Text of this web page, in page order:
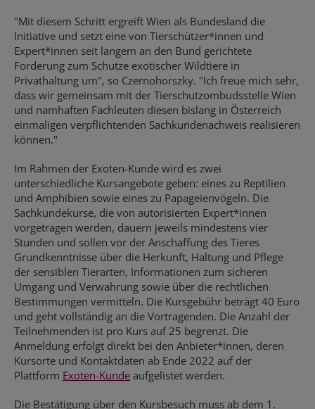
"Mit diesem Schritt ergreift Wien als Bundesland die
Initiative und setzt eine von Tierschützer*innen und
Expert*innen seit langem an den Bund gerichtete
Forderung zum Schutze exotischer Wildtiere in
Privathaltung um", so Czernohorszky. "Ich freue mich sehr,
dass wir gemeinsam mit der Tierschutzombudsstelle Wien
und namhaften Fachleuten diesen bislang in Österreich
einmaligen verpflichtenden Sachkundenachweis realisieren
können."
Im Rahmen der Exoten-Kunde wird es zwei
unterschiedliche Kursangebote geben: eines zu Reptilien
und Amphibien sowie eines zu Papageienvögeln. Die
Sachkundekurse, die von autorisierten Expert*innen
vorgetragen werden, dauern jeweils mindestens vier
Stunden und sollen vor der Anschaffung des Tieres
Grundkenntnisse über die Herkunft, Haltung und Pflege
der sensiblen Tierarten, Informationen zum sicheren
Umgang und Verwahrung sowie über die rechtlichen
Bestimmungen vermitteln. Die Kursgebühr beträgt 40 Euro
und geht vollständig an die Vortragenden. Die Anzahl der
Teilnehmenden ist pro Kurs auf 25 begrenzt. Die
Anmeldung erfolgt direkt bei den Anbieter*innen, deren
Kursorte und Kontaktdaten ab Ende 2022 auf der
Plattform Exoten-Kunde aufgelistet werden.
Die Bestätigung über den Kursbesuch muss ab dem 1.